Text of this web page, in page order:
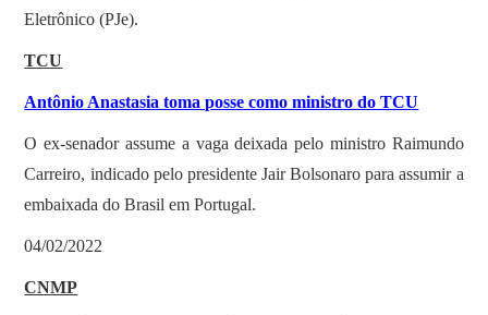
Eletrônico (PJe).
TCU
Antônio Anastasia toma posse como ministro do TCU
O ex-senador assume a vaga deixada pelo ministro Raimundo
Carreiro, indicado pelo presidente Jair Bolsonaro para assumir a
embaixada do Brasil em Portugal.
04/02/2022
CNMP